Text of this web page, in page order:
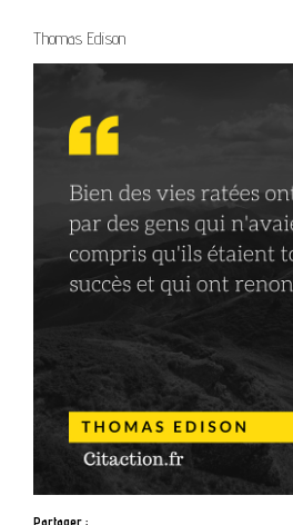
Thomas Edison
Partager :